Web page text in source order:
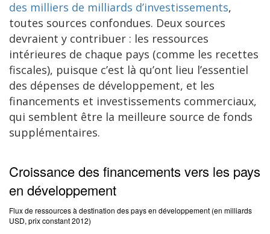
des milliers de milliards d’investissements,
toutes sources confondues. Deux sources
devraient y contribuer : les ressources
intérieures de chaque pays (comme les recettes
fiscales), puisque c’est là qu’ont lieu l’essentiel
des dépenses de développement, et les
financements et investissements commerciaux,
qui semblent être la meilleure source de fonds
supplémentaires.